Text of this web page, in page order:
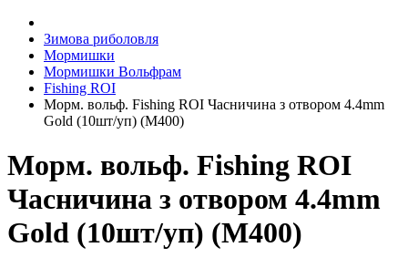
Зимова риболовля
Мормишки
Мормишки Вольфрам
Fishing ROI
Морм. вольф. Fishing ROI Часничина з отвором 4.4mm
Gold (10шт/уп) (M400)
Морм. вольф. Fishing ROI
Часничина з отвором 4.4mm
Gold (10шт/уп) (M400)